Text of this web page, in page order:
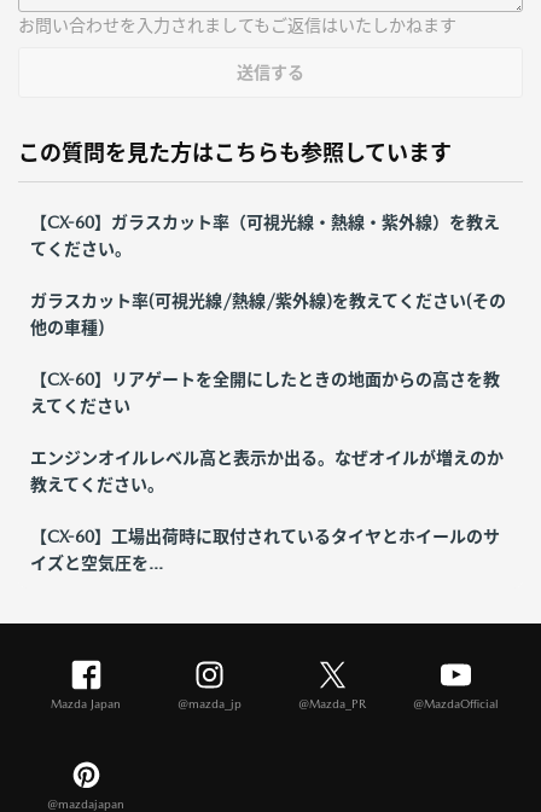
お問い合わせを入力されましてもご返信はいたしかねます
送信する
この質問を見た方はこちらも参照しています
【CX-60】ガラスカット率（可視光線・熱線・紫外線）を教え
てください。
ガラスカット率(可視光線/熱線/紫外線)を教えてください(その
他の車種)
【CX-60】リアゲートを全開にしたときの地面からの高さを教
えてください
エンジンオイルレベル高と表示か出る。なぜオイルが増えのか
教えてください。
【CX-60】工場出荷時に取付されているタイヤとホイールのサ
イズと空気圧を...
Mazda Japan @mazda_jp @Mazda_PR @MazdaOfficial
@mazdajapan